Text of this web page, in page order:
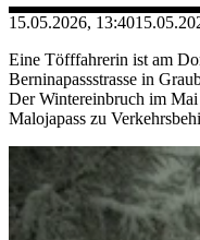
15.05.2026, 13:40
Eine Töfffahrerin ist am
Berninapassstrasse in
Der Wintereinbruch im
Malojapass zu